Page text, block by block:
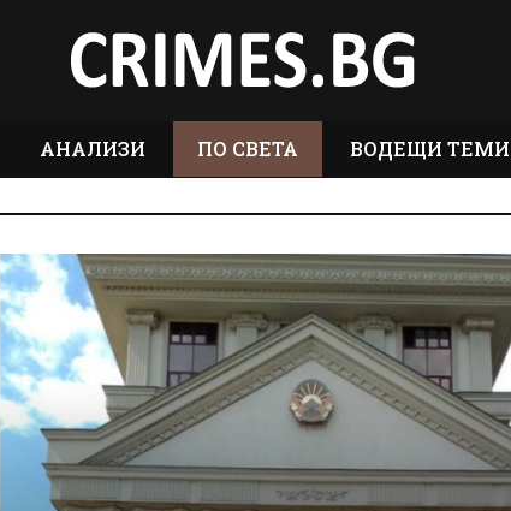
АНАЛИЗИ ПО СВЕТА ВОДЕЩИ ТЕМИ